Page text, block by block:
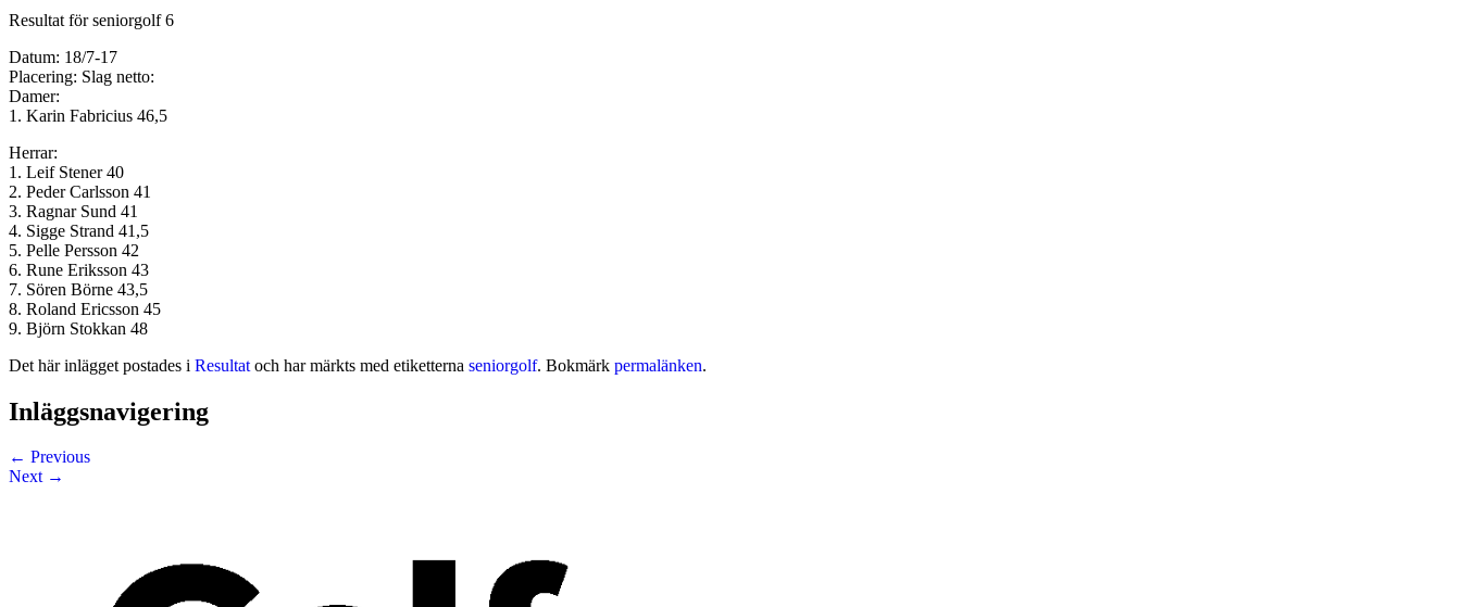
Resultat för seniorgolf 6
Datum: 18/7-17
Placering: Slag netto:
Damer:
1. Karin Fabricius 46,5
Herrar:
1. Leif Stener 40
2. Peder Carlsson 41
3. Ragnar Sund 41
4. Sigge Strand 41,5
5. Pelle Persson 42
6. Rune Eriksson 43
7. Sören Börne 43,5
8. Roland Ericsson 45
9. Björn Stokkan 48
Det här inlägget postades i Resultat och har märkts med etiketterna seniorgolf. Bokmärk permalänken.
Inläggsnavigering
← Previous
Next →